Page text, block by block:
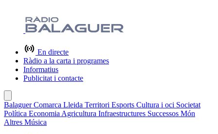
En directe
Ràdio a la carta i programes
Informatius
Publicitat i contacte
BalaguerComarca Lleida Territori Esports Cultura i oci Societat
Política Economia Agricultura Infraestructures Successos Món
Altres Música